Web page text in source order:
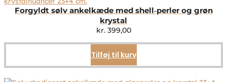
Forgyldt sølv ankelkæde med shell‑perler og grøn
krystal
kr.399,00
Tilføj til kurv